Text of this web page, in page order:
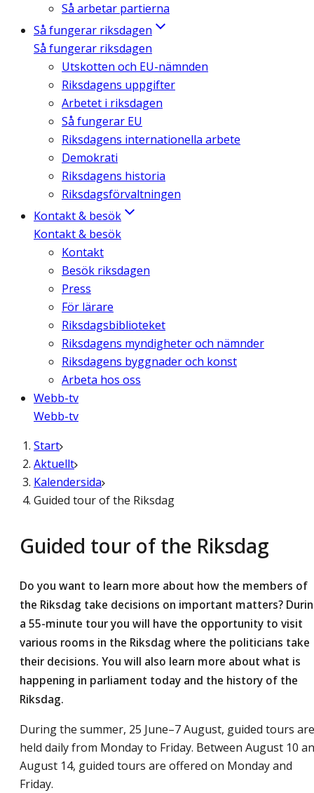
Så arbetar partierna
Så fungerar riksdagen
Så fungerar riksdagen
Utskotten och EU-nämnden
Riksdagens uppgifter
Arbetet i riksdagen
Så fungerar EU
Riksdagens internationella arbete
Demokrati
Riksdagens historia
Riksdagsförvaltningen
Kontakt & besök
Kontakt & besök
Kontakt
Besök riksdagen
Press
För lärare
Riksdagsbiblioteket
Riksdagens myndigheter och nämnder
Riksdagens byggnader och konst
Arbeta hos oss
Webb-tv
Webb-tv
Start
Aktuellt
Kalendersida
Guided tour of the Riksdag
Guided tour of the Riksdag
Do you want to learn more about how the members of
the Riksdag take decisions on important matters?
a 55-minute tour you will have the opportunity to visit
various rooms in the Riksdag where the politicians take
their decisions. You will also learn more about what is
happening in parliament today and the history of the
Riksdag.
During the summer, 25 June–7 August, guided tours are
held daily from Monday to Friday. Between August 10
August 14, guided tours are offered on Monday and
Friday.